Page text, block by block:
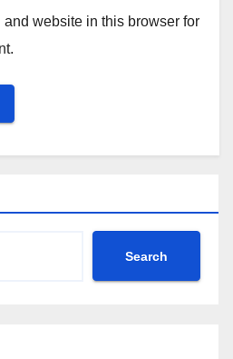
website in this browser for
Search